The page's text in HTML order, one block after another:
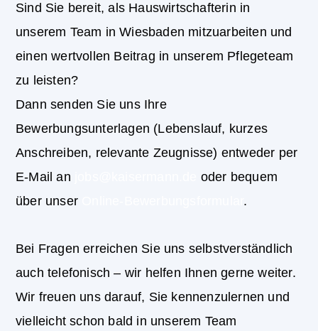
Sind Sie bereit, als Hauswirtschafterin in
unserem Team in Wiesbaden mitzuarbeiten und
einen wertvollen Beitrag in unserem Pflegeteam
zu leisten?
Dann senden Sie uns Ihre
Bewerbungsunterlagen (Lebenslauf, kurzes
Anschreiben, relevante Zeugnisse) entweder per
E-Mail an
oder bequem
über unser
.
Bei Fragen erreichen Sie uns selbstverständlich
auch telefonisch – wir helfen Ihnen gerne weiter.
Wir freuen uns darauf, Sie kennenzulernen und
vielleicht schon bald in unserem Team